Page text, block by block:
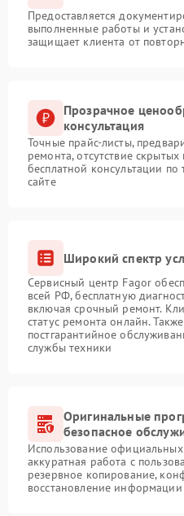
Предоставляется
выполненные работы и
защищает клиента от
Прозрачное
консультация
Точные прайс-листы,
ремонта, отсутствие
бесплатной консультации
сайте
Широкий спектр
Сервисный центр Fagor
всей РФ, бесплатную
включая срочный ремонт.
статус ремонта онлайн.
постгарантийное
службы техники
Оригинальные
безопасное
Использование
аккуратная работа с
резервное копирование,
восстановление